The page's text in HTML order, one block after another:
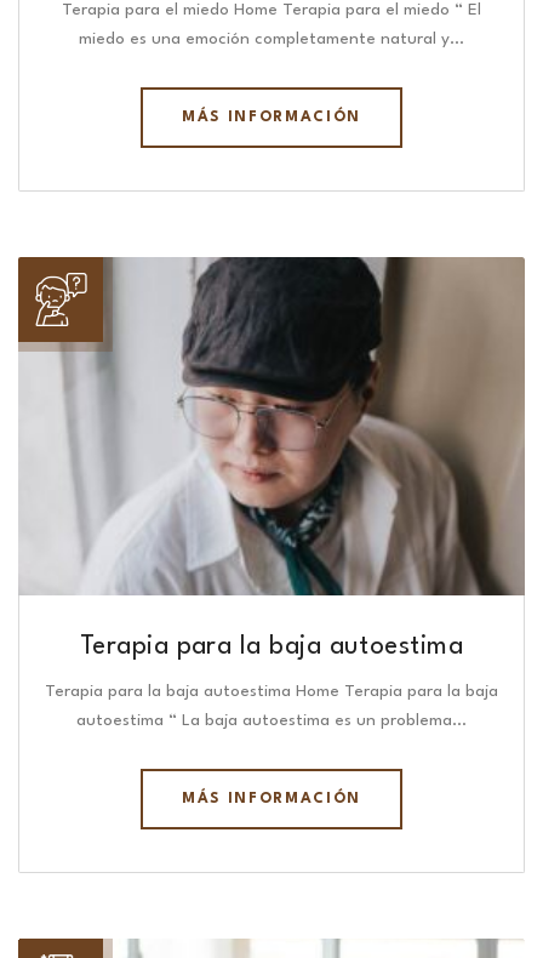
Terapia para el miedo Home Terapia para el miedo “ El
miedo es una emoción completamente natural y…
MÁS INFORMACIÓN
Terapia para la baja autoestima
Terapia para la baja autoestima Home Terapia para la baja
autoestima “ La baja autoestima es un problema…
MÁS INFORMACIÓN